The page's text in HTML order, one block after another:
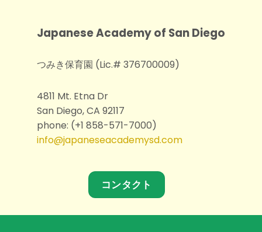
Japanese Academy of San Diego
つみき保育園 (Lic.# 376700009)
4811 Mt. Etna Dr
San Diego, CA 92117
phone: (+1 858-571-7000)
info@japaneseacademysd.com
コンタクト